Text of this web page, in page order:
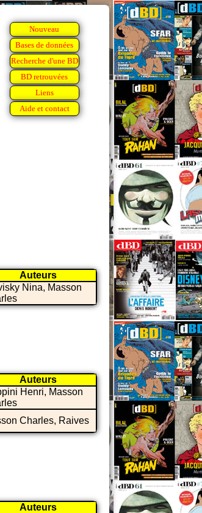
Nouveau
Bases de données
Recherche d'une BD
BD retrouvées
Liens
Aide et contact
Auteurs
Nina, Masson
Auteurs
Henri, Masson
Charles, Raives
Auteurs